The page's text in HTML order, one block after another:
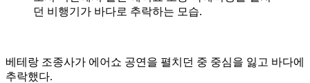
던 비행기가 바다로 추락하는 모습.
베테랑 조종사가 에어쇼 공연을 펼치던 중 중심을 잃고 바다에
추락했다.